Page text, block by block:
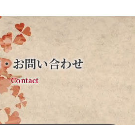
お問い合わせ
Contact